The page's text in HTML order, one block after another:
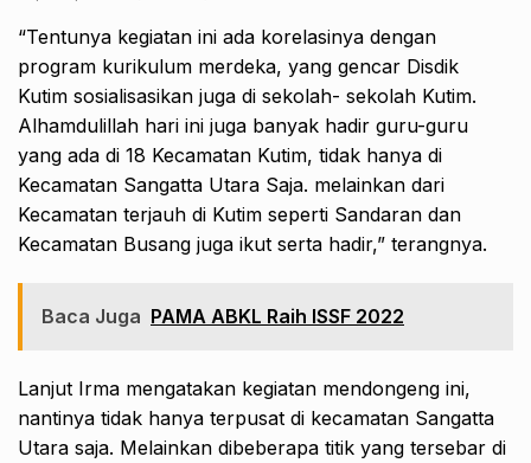
“Tentunya kegiatan ini ada korelasinya dengan
program kurikulum merdeka, yang gencar Disdik
Kutim sosialisasikan juga di sekolah- sekolah Kutim.
Alhamdulillah hari ini juga banyak hadir guru-guru
yang ada di 18 Kecamatan Kutim, tidak hanya di
Kecamatan Sangatta Utara Saja. melainkan dari
Kecamatan terjauh di Kutim seperti Sandaran dan
Kecamatan Busang juga ikut serta hadir,” terangnya.
Baca Juga PAMA ABKL Raih ISSF 2022
Lanjut Irma mengatakan kegiatan mendongeng ini,
nantinya tidak hanya terpusat di kecamatan Sangatta
Utara saja. Melainkan dibeberapa titik yang tersebar di